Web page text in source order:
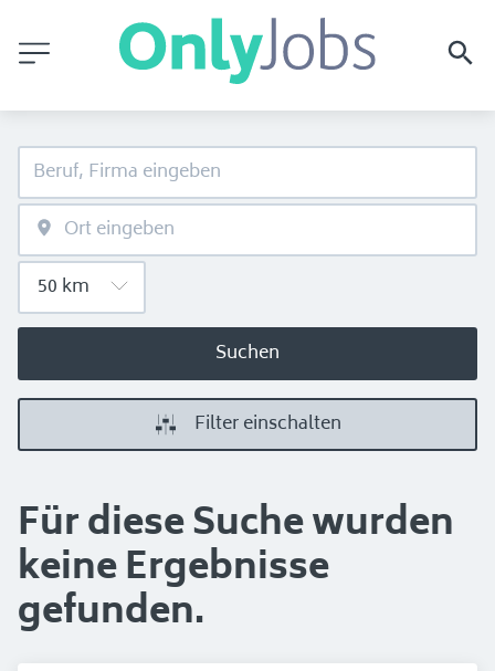
Suchen
Filter einschalten
Für diese Suche wurden
keine Ergebnisse
gefunden.